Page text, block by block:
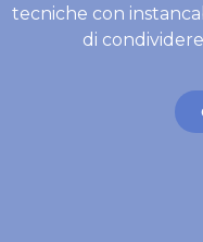
tecniche con
di